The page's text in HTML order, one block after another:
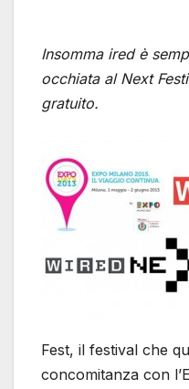
Insomma ired è
occhiata al Next
gratuito.
Fest, il festival che
concomitanza con